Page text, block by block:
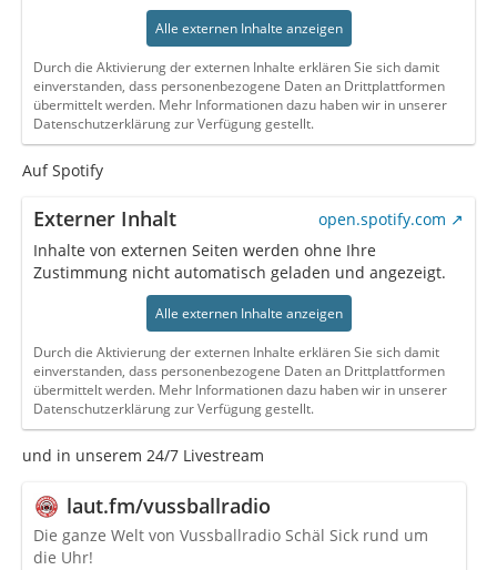
Alle externen Inhalte anzeigen
Durch die Aktivierung der externen Inhalte erklären Sie sich damit
einverstanden, dass personenbezogene Daten an Drittplattformen
übermittelt werden. Mehr Informationen dazu haben wir in unserer
Datenschutzerklärung zur Verfügung gestellt.
Auf Spotify
Externer Inhalt
open.spotify.com
Inhalte von externen Seiten werden ohne Ihre
Zustimmung nicht automatisch geladen und angezeigt.
Alle externen Inhalte anzeigen
Durch die Aktivierung der externen Inhalte erklären Sie sich damit
einverstanden, dass personenbezogene Daten an Drittplattformen
übermittelt werden. Mehr Informationen dazu haben wir in unserer
Datenschutzerklärung zur Verfügung gestellt.
und in unserem 24/7 Livestream
laut.fm/vussballradio
Die ganze Welt von Vussballradio Schäl Sick rund um
die Uhr!